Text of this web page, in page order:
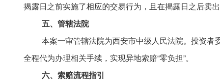
揭露日之前实施了相应的交易行为，且在揭露日之后卖
五、管辖法院
本案一审管辖法院为西安市中级人民法院。投资
全程代为办理相关手续，实现异地索赔“零负担”。
六、索赔流程指引